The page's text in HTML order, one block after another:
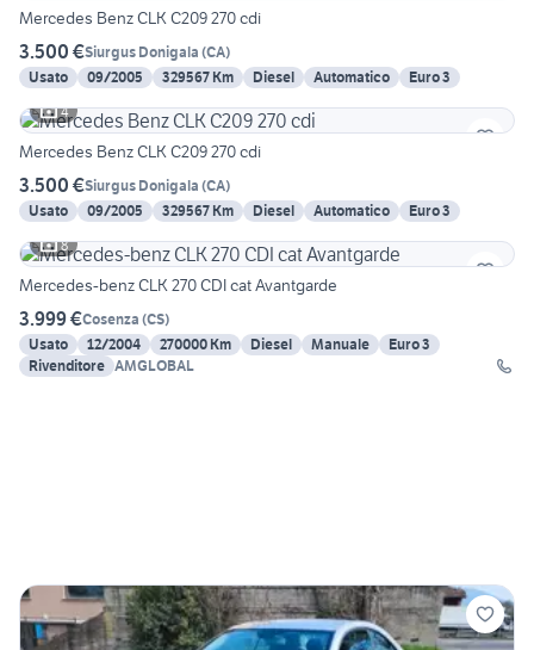
Mercedes Benz CLK C209 270 cdi
3.500 €Siurgus Donigala (CA)
Usato
09/2005 329567 Km Diesel Automatico
Euro 3
4
Mercedes Benz CLK C209 270 cdi
3.500 €Siurgus Donigala (CA)
Usato
09/2005 329567 Km Diesel Automatico
Euro 3
8
Mercedes-benz CLK 270 CDI cat Avantgarde
3.999 €Cosenza (CS)
Usato
12/2004 270000 Km Diesel Manuale
Euro 3
Rivenditore AMGLOBAL